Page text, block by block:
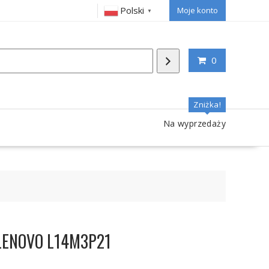
Polski ▼ Moje konto
0
Zniżka!
Na wyprzedaży
L14M3P21